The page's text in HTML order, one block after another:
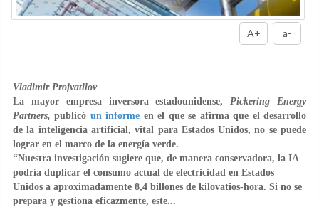
A+ a-
Vladimir Projvatilov
La mayor empresa inversora estadounidense, Pickering Energy
Partners, publicó un informe en el que se afirma que el desarrollo
de la inteligencia artificial, vital para Estados Unidos, no se puede
lograr en el marco de la energía verde.
“Nuestra investigación sugiere que, de manera conservadora, la IA
podría duplicar el consumo actual de electricidad en Estados
Unidos a aproximadamente 8,4 billones de kilovatios-hora. Si no se
prepara y gestiona eficazmente, este...